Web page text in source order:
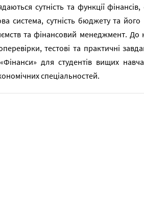
сутність та функції фінансів,
система, сутність бюджету та
та фінансовий менеджмент. До
тестові та практичні
для студентів вищих
спеціальностей.